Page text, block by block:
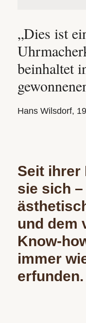
„Dies ist
beinhaltet
Hans Wilsdorf,
Seit ihrer
sie sich
und dem
Know-
immer
erfunden.